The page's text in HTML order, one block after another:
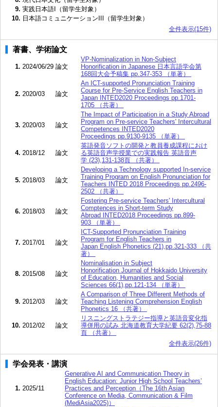
9. 実践日本語I（留学生対象）
10. 日本語コミュニケーションIII（留学生対象）
全件表示(15件)
著書、学術論文
1. 2024/06/29 論文
VP-Nominalization in Non-Subject
Honorification in Japanese 日本言語学会第
168回大会予稿集 pp.347-353 （単著）
2. 2020/03 論文
An ICT-supported Pronunciation Training
Course for Pre-Service English Teachers in
Japan INTED2020 Proceedings pp.1701-
1705 （共著）
3. 2020/03 論文
The Impact of Participation in a Study Abroad
Program on Pre-service Teachers' Intercultural
Competences INTED2020
Proceedings pp.9130-9135 （単著）
4. 2018/12 論文
英語発音ソフトの開発と教員養成課程におけ
る英語音声学授業での実践報告 英語音声
学 (23),131-138頁 （共著）
5. 2018/03 論文
Developing a Technology supported In-service
Training Program on English Pronunciation for
Teachers INTED 2018 Proceedings pp.2496-
2502 （共著）
6. 2018/03 論文
Fostering Pre-service Teachers' Intercultural
Comptences in Short-term Study
Abroad INTED2018 Proceedings pp.899-
903 （単著）
7. 2017/01 論文
ICT-Supported Pronunciation Training
Program for English Teachers in
Japan English Phonetics (21),pp.321-333 （共
著）
8. 2015/08 論文
Nominalisation in Subject
Honorification Journal of Hokkaido University
of Education, Humanities and Social
Sciences 66(1),pp.121-134 （単著）
9. 2012/03 論文
A Comparison of Three Different Methods of
Teaching Listening Comprehension English
Phonetics 16 （共著）
10. 2012/02 論文
リスニングストラテジー指導と英語音変化指
導併用の試み 北海道教育大学紀要 62(2),75-88
頁 （共著）
全件表示(26件)
学会発表・講演
1. 2025/11
Generative AI and Communication Theory in
English Education: Junior High School Teachers’
Practices and Perception（The 16th Asian
Conference on Media, Communication & Film
(MediAsia2025)）